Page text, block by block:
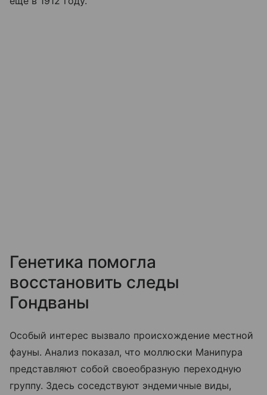
Генетика помогла
восстановить следы
Гондваны
Особый интерес вызвало происхождение местной
фауны. Анализ показал, что моллюски Манипура
представляют собой своеобразную переходную
группу. Здесь соседствуют эндемичные виды,